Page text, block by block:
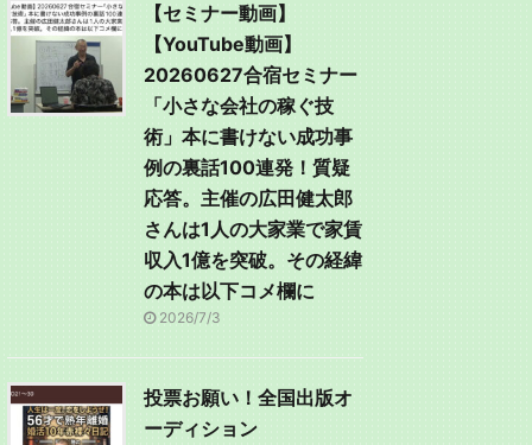
【セミナー動画】
【YouTube動画】
20260627合宿セミナー
「小さな会社の稼ぐ技
術」本に書けない成功事
例の裏話100連発！質疑
応答。主催の広田健太郎
さんは1人の大家業で家賃
収入1億を突破。その経緯
の本は以下コメ欄に
2026/7/3
投票お願い！全国出版オ
ーディション